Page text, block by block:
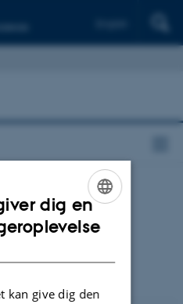
ENGLISH
dig en
kan give dig den